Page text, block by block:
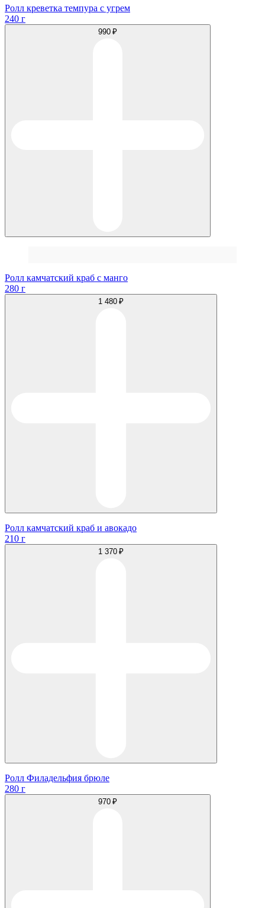
Ролл креветка темпура с угрем
240 г
990 ₽
Ролл камчатский краб с манго
280 г
1 480 ₽
Ролл камчатский краб и авокадо
210 г
1 370 ₽
Ролл Филадельфия брюле
280 г
970 ₽